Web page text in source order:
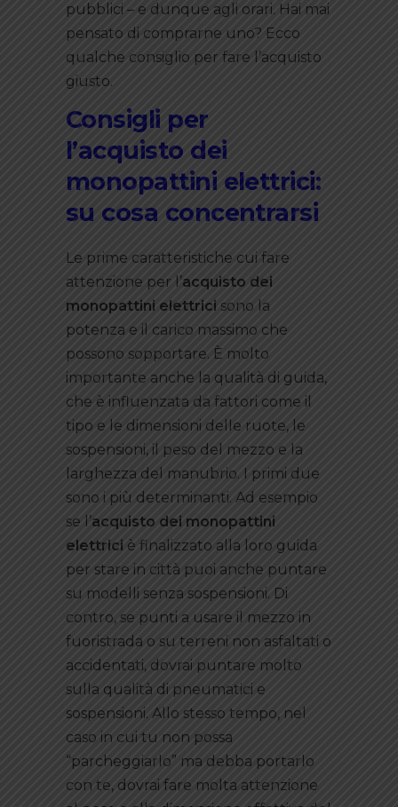
pubblici – e dunque agli orari. Hai mai
pensato di comprarne uno? Ecco
qualche consiglio per fare l’acquisto
giusto.
Consigli per
l’acquisto dei
monopattini elettrici:
su cosa concentrarsi
Le prime caratteristiche cui fare
attenzione per l’acquisto dei
monopattini elettrici sono la
potenza e il carico massimo che
possono sopportare. È molto
importante anche la qualità di guida,
che è influenzata da fattori come il
tipo e le dimensioni delle ruote, le
sospensioni, il peso del mezzo e la
larghezza del manubrio. I primi due
sono i più determinanti. Ad esempio
se l’acquisto dei monopattini
elettrici è finalizzato alla loro guida
per stare in città puoi anche puntare
su modelli senza sospensioni. Di
contro, se punti a usare il mezzo in
fuoristrada o su terreni non asfaltati o
accidentati, dovrai puntare molto
sulla qualità di pneumatici e
sospensioni. Allo stesso tempo, nel
caso in cui tu non possa
“parcheggiarlo” ma debba portarlo
con te, dovrai fare molta attenzione